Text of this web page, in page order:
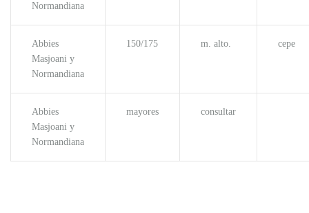
Normandiana
Abbies
Masjoani y
Normandiana
150/175 m. alto. cepe
Abbies
Masjoani y
Normandiana
mayores consultar